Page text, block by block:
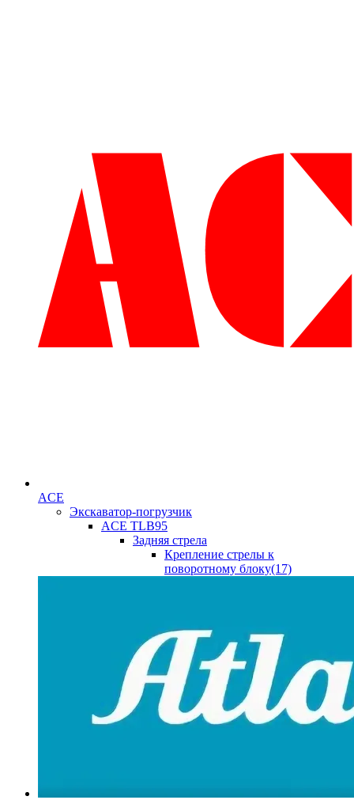
ACE
Экскаватор-погрузчик
ACE TLB95
Задняя стрела
Крепление стрелы к
поворотному блоку(17)